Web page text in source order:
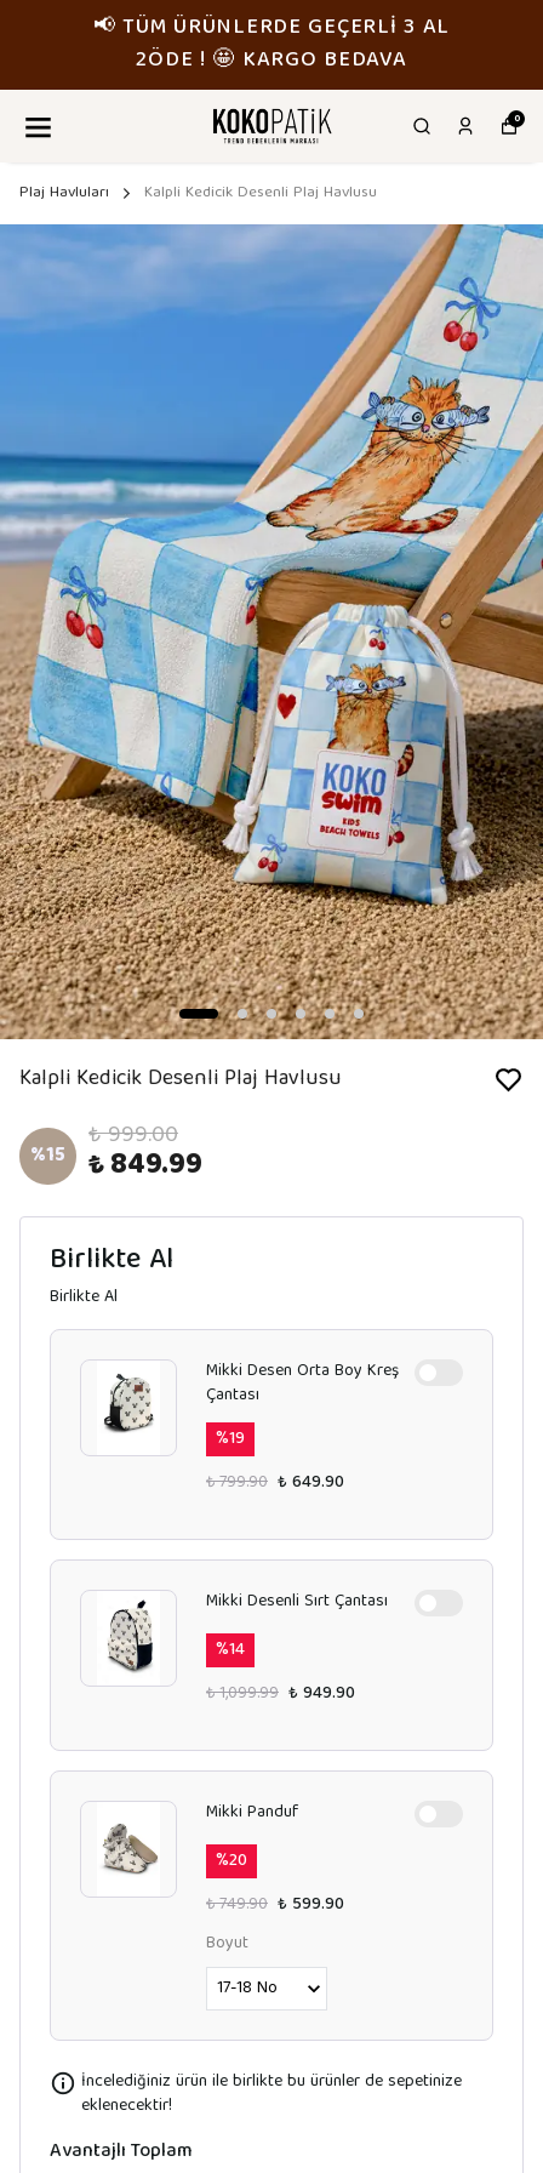
📢 TÜM ÜRÜNLERDE GEÇERLİ 3 AL
2ÖDE ! 🤩 KARGO BEDAVA
0
Plaj Havluları Kalpli Kedicik Desenli Plaj Havlusu
Kalpli Kedicik Desenli Plaj Havlusu
%15 ₺ 999.00
₺ 849.99
Birlikte Al
Birlikte Al
Mikki Desen Orta Boy Kreş
Çantası
%19
₺ 799.90 ₺ 649.90
Mikki Desenli Sırt Çantası
%14
₺ 1,099.99 ₺ 949.90
Mikki Panduf
%20
₺ 749.90 ₺ 599.90
Boyut
İncelediğiniz ürün ile birlikte bu ürünler de sepetinize
eklenecektir!
Avantajlı Toplam